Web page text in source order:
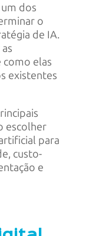
dos
o
de IA.
como elas
existentes
escolher
para
custo-
e